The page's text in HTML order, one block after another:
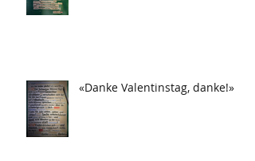
«Danke Valentinstag, danke!»